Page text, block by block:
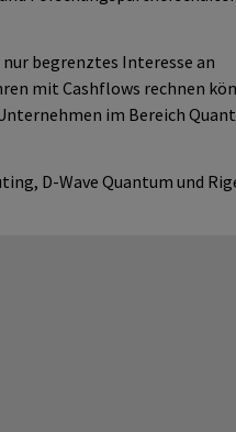
begrenztes Interesse an
mit Cashflows rechnen
im Bereich
D-Wave Quantum und